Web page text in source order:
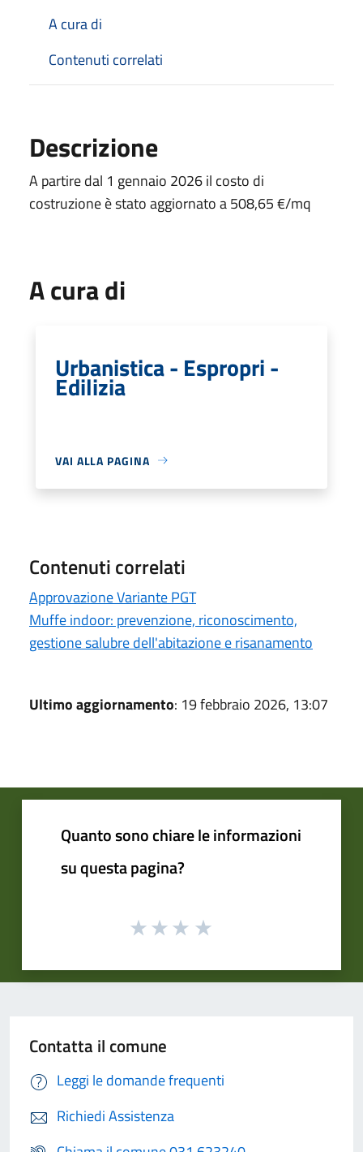
A cura di
Contenuti correlati
Descrizione
A partire dal 1 gennaio 2026 il costo di
costruzione è stato aggiornato a 508,65 €/mq
A cura di
Urbanistica - Espropri -
Edilizia
VAI ALLA PAGINA
Contenuti correlati
Approvazione Variante PGT
Muffe indoor: prevenzione, riconoscimento,
gestione salubre dell'abitazione e risanamento
Ultimo aggiornamento: 19 febbraio 2026, 13:07
Quanto sono chiare le informazioni
su questa pagina?
Contatta il comune
Leggi le domande frequenti
Richiedi Assistenza